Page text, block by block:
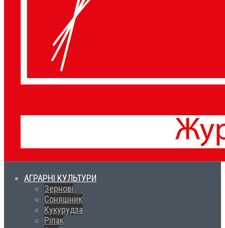
АГРАРНІ КУЛЬТУРИ
Зернові
Соняшник
Кукурудза
Ріпак